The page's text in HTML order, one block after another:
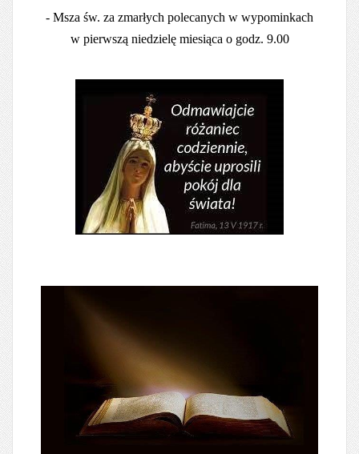
- Msza św. za zmarłych polecanych w wypominkach
w pierwszą niedzielę miesiąca o godz. 9.00